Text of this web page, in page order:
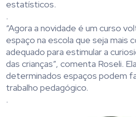
estatísticos.
.
“Agora a novidade é um curso
espaço na escola que seja mais
adequado para estimular a
das crianças”, comenta Roseli.
determinados espaços podem
trabalho pedagógico.
.